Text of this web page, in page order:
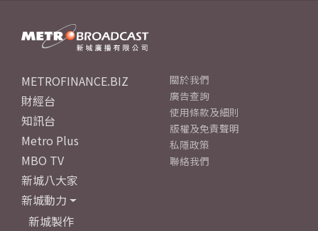
METROFINANCE.BIZ
財經台
知訊台
Metro Plus
MBO TV
新城八大家
新城動力
新城製作
關於我們
廣告查詢
使用條款及細則
版權及免責聲明
私隱政策
聯絡我們